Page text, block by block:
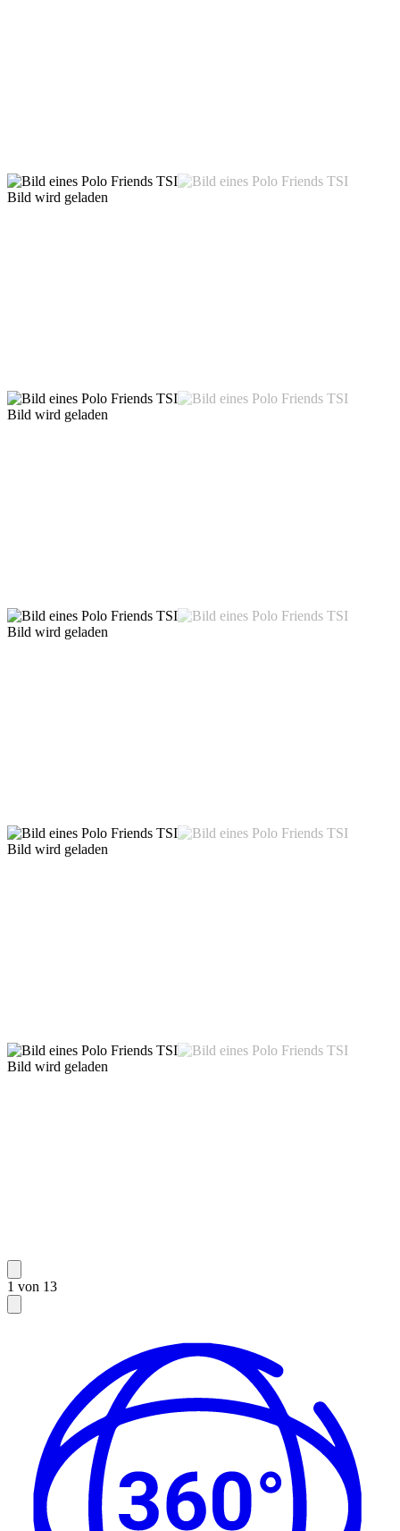
Bild wird geladen
Bild wird geladen
Bild wird geladen
Bild wird geladen
Bild wird geladen
1 von 13